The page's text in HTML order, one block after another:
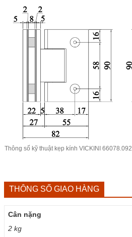
Thông số kỹ thuật kẹp kính VICKINI66078.092
THÔNG SỐ GIAO HÀNG
Cân nặng
2 kg